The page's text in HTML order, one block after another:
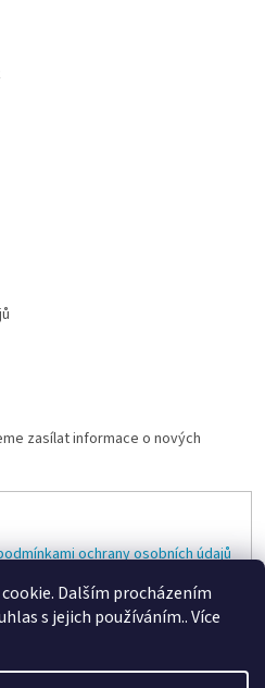
Dalším procházením
s jejich používáním.. Více
zasílat informace o nových
ochrany osobních údajů